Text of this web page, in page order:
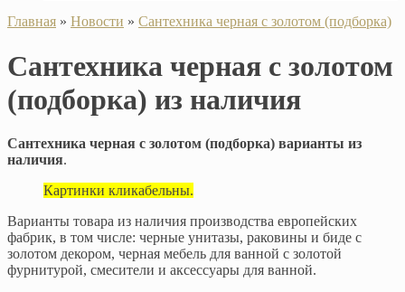
Главная » Новости » Cантехника черная с золотом (подборка)
Cантехника черная с золотом
(подборка) из наличия
Cантехника черная с золотом (подборка) варианты из
наличия.
Картинки кликабельны.
Варианты товара из наличия производства европейских
фабрик, в том числе: черные унитазы, раковины и биде с
золотом декором, черная мебель для ванной с золотой
фурнитурой, смесители и аксессуары для ванной.